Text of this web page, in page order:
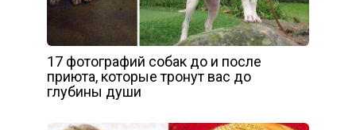
17 фотографий собак до и после
приюта, которые тронут вас до
глубины души